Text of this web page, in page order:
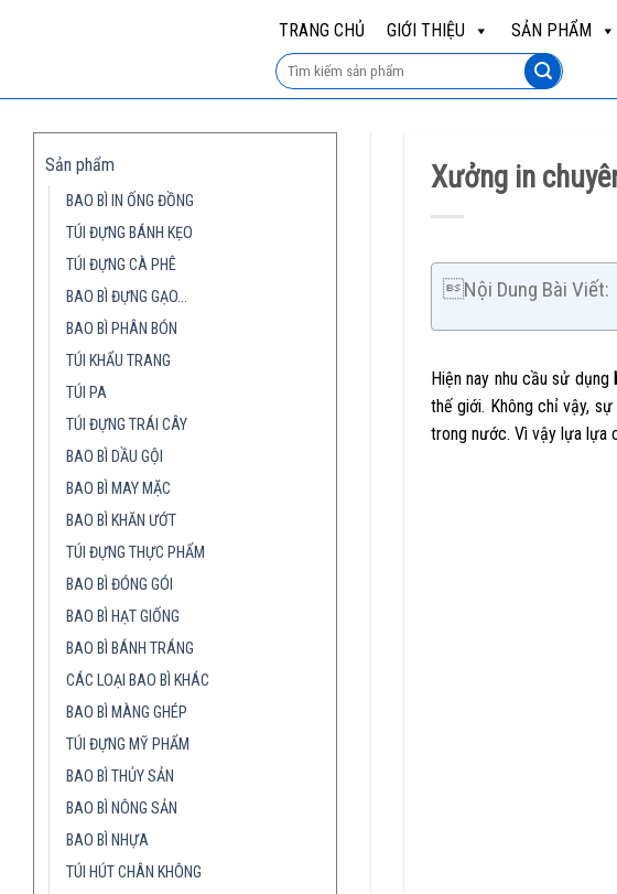
TRANG CHỦ GIỚI THIỆU SẢN PHẨM
Sản phẩm
BAO BÌ IN ỐNG ĐỒNG
TÚI ĐỰNG BÁNH KẸO
TÚI ĐỰNG CÀ PHÊ
BAO BÌ ĐỰNG GẠO…
BAO BÌ PHÂN BÓN
TÚI KHẨU TRANG
TÚI PA
TÚI ĐỰNG TRÁI CÂY
BAO BÌ DẦU GỘI
BAO BÌ MAY MẶC
BAO BÌ KHĂN ƯỚT
TÚI ĐỰNG THỰC PHẨM
BAO BÌ ĐÓNG GÓI
BAO BÌ HẠT GIỐNG
BAO BÌ BÁNH TRÁNG
CÁC LOẠI BAO BÌ KHÁC
BAO BÌ MÀNG GHÉP
TÚI ĐỰNG MỸ PHẨM
BAO BÌ THỦY SẢN
BAO BÌ NÔNG SẢN
BAO BÌ NHỰA
TÚI HÚT CHÂN KHÔNG
Xưởng in
Nội Dung Bài Viết:
Hiện nay nhu cầu sử dụng
thế giới. Không chỉ vậy,
trong nước. Vì vậy lựa lựa